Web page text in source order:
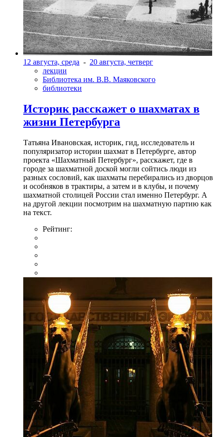
12 августа, среда - 20 августа, четверг
лекции
Библиотека им. В.В. Маяковского
библиотеки
Историк расскажет о шахматах в
жизни Петербурга
Татьяна Ивановская, историк, гид, исследователь и
популяризатор истории шахмат в Петербурге, автор
проекта «Шахматный Петербург», расскажет, где в
городе за шахматной доской могли сойтись люди из
разных сословий, как шахматы перебирались из дворцов
и особняков в трактиры, а затем и в клубы, и почему
шахматной столицей России стал именно Петербург. А
на другой лекции посмотрим на шахматную партию как
на текст.
Рейтинг: